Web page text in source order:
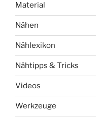
Material
Nähen
Nählexikon
Nähtipps & Tricks
Videos
Werkzeuge